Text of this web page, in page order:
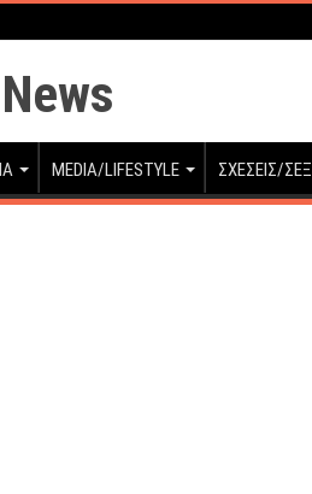
MEDIA/LIFESTYLE ΣΧΕΣΕΙΣ/ΣΕΞ